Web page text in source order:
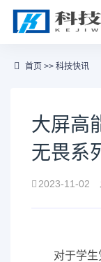
首页 >> 科技快讯
大屏高
无畏系
2023-11-02
对于学